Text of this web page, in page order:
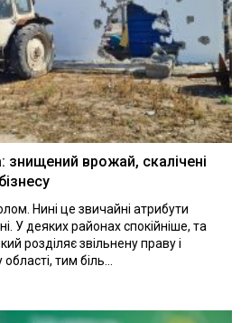
знищений врожай, скалічені
Нині це звичайні атрибути
У деяких районах спокійніше, та
розділяє звільнену праву і
тим біль...